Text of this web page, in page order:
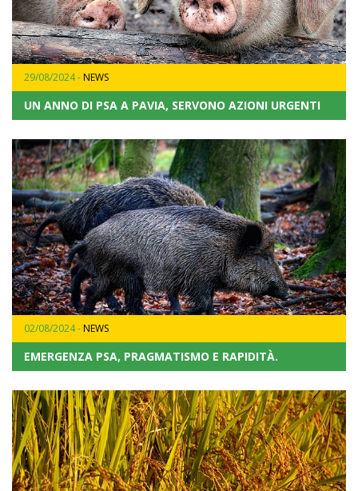
29/08/2024 -NEWS
UN ANNO DI PSA A PAVIA, SERVONO AZIONI URGENTI
02/08/2024 -NEWS
EMERGENZA PSA, PRAGMATISMO E RAPIDITÀ.